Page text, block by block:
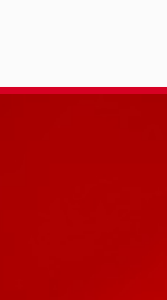
大、量产成本低的优势，因此